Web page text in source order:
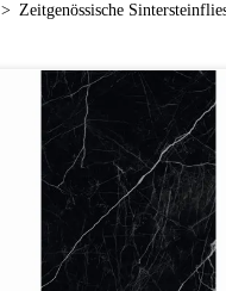
> Zeitgenössische